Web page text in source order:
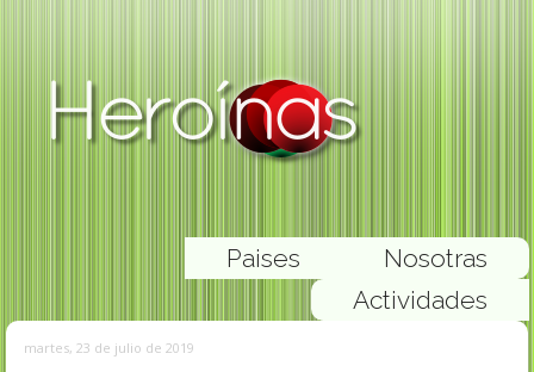
Nosotras
Paises
Actividades
martes, 23 de julio de 2019